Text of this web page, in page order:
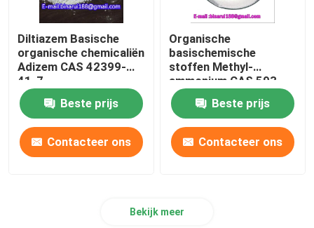
Aroma's
Diltiazem Basische
organische chemicaliën
Adizem CAS 42399-
41-7
Beste prijs
Contacteer ons
Organische
basischemische
stoffen Methyl-
ammonium CAS 593-
51-1
Beste prijs
Contacteer ons
Bekijk meer